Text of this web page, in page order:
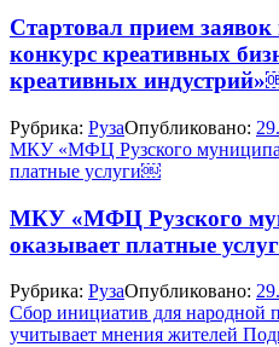
Стартовал прием заявок
конкурс креативных
креативных
Рубрика: РузаОпубликовано:
МКУ «МФЦ Рузского
платные услуги￼
МКУ «МФЦ Рузского
оказывает платные
Рубрика: РузаОпубликовано:
Сбор инициатив для народной
учитывает мнения жителей